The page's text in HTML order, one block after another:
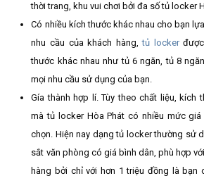
thời trang, khu vui chơi bởi đa số tủ locker
Có nhiều kích thước khác nhau cho bạn
nhu cầu của khách hàng,tủ lockerđược
thước khác nhau như tủ 6 ngăn, tủ 8
mọi nhu cầu sử dụng của bạn.
Gía thành hợp lí. Tùy theo chất liệu, kích
mà tủ locker Hòa Phát có nhiều mức
chọn. Hiện nay dạng tủ locker thường sử
sắt văn phòng có giá bình dân, phù hợp
hàng bởi chỉ với hơn 1 triệu đồng là bạn